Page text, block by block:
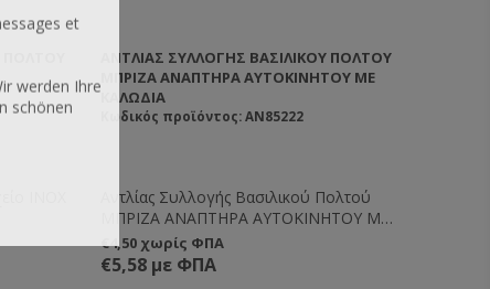
INOX
ΑΝΤΛΊΑΣ ΣΥΛΛΟΓΉΣ ΒΑΣΙΛΙΚΟΎ ΠΟΛΤΟΎ
ΜΠΡΙΖΑ ΑΝΑΠΤΗΡΑ ΑΥΤΟΚΙΝΗΤΟΥ ΜΕ
ΚΑΛΏΔΙΑ
Κωδικός προϊόντος: AN85222
Αντλίας Συλλογής Βασιλικού Πολτού
ΜΠΡΙΖΑ ΑΝΑΠΤΗΡΑ ΑΥΤΟΚΙΝΗΤΟΥ Με
Καλώδια
€4,50 χωρίς ΦΠΑ
€5,58 με ΦΠΑ
et
werden Ihre
schönen